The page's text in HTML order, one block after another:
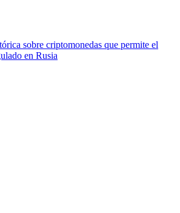
sobre criptomonedas que permite el
en Rusia